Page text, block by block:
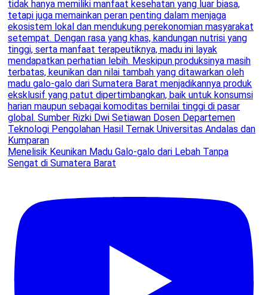
Menelisik Keunikan Madu Galo-galo dari Lebah Tanpa
Sengat di Sumatera Barat